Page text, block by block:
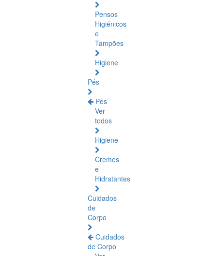
Pensos
Higiénicos
e
Tampões
Higiene
Pés
Pés
Ver
todos
Higiene
Cremes
e
Hidratantes
Cuidados
de
Corpo
Cuidados
de Corpo